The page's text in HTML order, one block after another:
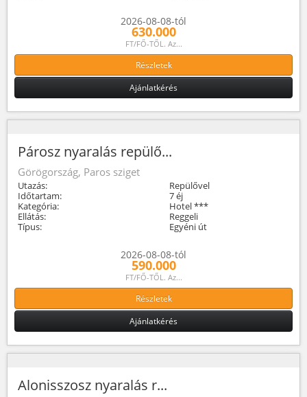
2026-08-08-tól
630.000
FT/FŐ-TŐL. Az...
Részletek
Ajánlatkérés
Párosz nyaralás repülő...
Görögország, Paros sziget
Utazás:
Repülővel
Időtartam:
7 éj
Kategória:
Hotel ***
Ellátás:
Reggeli
Típus:
Egyéni út
2026-08-08-tól
590.000
FT/FŐ-TŐL. Az...
Részletek
Ajánlatkérés
Alonisszosz nyaralás r...